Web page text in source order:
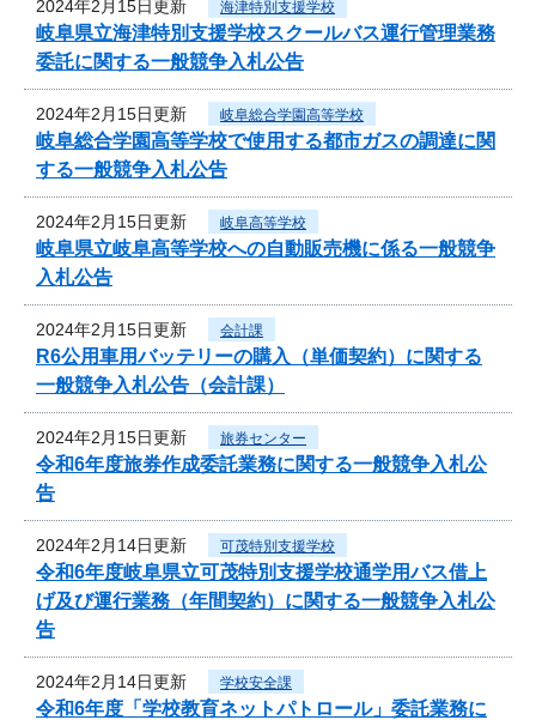
2024年2月15日更新 海津特別支援学校
岐阜県立海津特別支援学校スクールバス運行管理業務
委託に関する一般競争入札公告
2024年2月15日更新 岐阜総合学園高等学校
岐阜総合学園高等学校で使用する都市ガスの調達に関
する一般競争入札公告
2024年2月15日更新 岐阜高等学校
岐阜県立岐阜高等学校への自動販売機に係る一般競争
入札公告
2024年2月15日更新 会計課
R6公用車用バッテリーの購入（単価契約）に関する
一般競争入札公告（会計課）
2024年2月15日更新 旅券センター
令和6年度旅券作成委託業務に関する一般競争入札公
告
2024年2月14日更新 可茂特別支援学校
令和6年度岐阜県立可茂特別支援学校通学用バス借上
げ及び運行業務（年間契約）に関する一般競争入札公
告
2024年2月14日更新 学校安全課
令和6年度「学校教育ネットパトロール」委託業務に